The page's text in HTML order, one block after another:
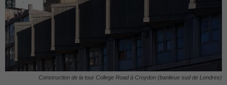
Construction de la tour College Road à Croydon (banlieue sud de Londres)